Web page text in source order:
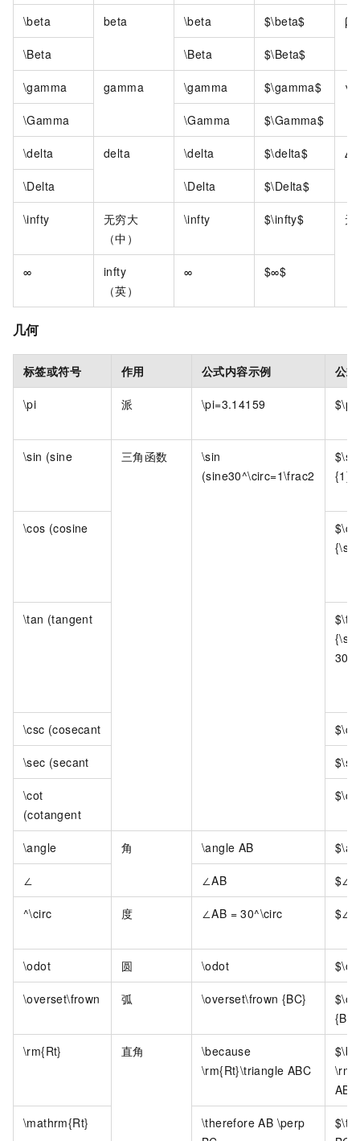
\beta beta \beta $\beta$ β
\Beta \Beta $\Beta$
\gamma gamma \gamma $\gamma$ γ
\Gamma \Gamma $\Gamma$
\delta delta \delta $\delta$ Δ
\Delta \Delta $\Delta$
\infty
无穷大
（中）
\infty $\infty$ 无
∞
infty
（英）
∞ $∞$
几何
标签或符号 作用 公式内容示例 公
\pi 派 \pi=3.14159 $\pi
\sin (sine 三角函数
\sin
(sine30^\circ=1\frac2
\cos (cosine
\tan (tangent
\csc (cosecant
\sec (secant
\cot
(cotangent
\angle 角 \angle AB
∠ ∠AB
^\circ 度 ∠AB = 30^\circ
\odot 圆 \odot
\overset\frown 弧 \overset\frown {BC}
\rm{Rt} 直角
\because
\rm{Rt}\triangle ABC
\mathrm{Rt}
\therefore AB \perp